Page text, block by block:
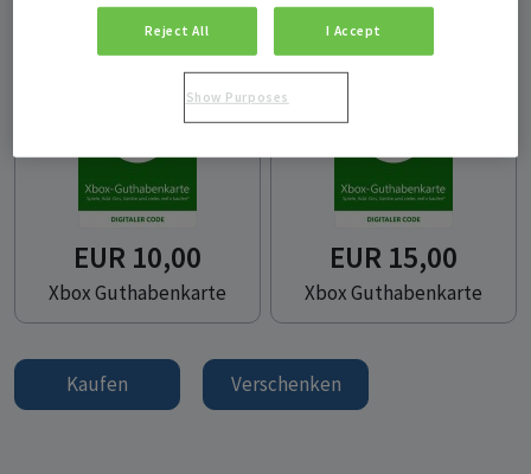
Zustellung Gift card per E-Mail
Produkt auswählen
EUR 10,00
Xbox Guthabenkarte
EUR 15,00
Xbox Guthabenkarte
Kaufen Verschenken
Reject All I Accept
Show Purposes